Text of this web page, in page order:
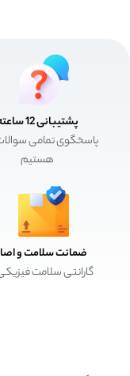
پشتیبانی 12 ساعته
پاسخگوی تمامی
هستیم
ضمانت سلامت و
گارانتی سلامت فیزیکی